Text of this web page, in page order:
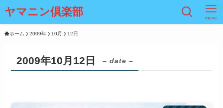
ヤマニン倶楽部 menu
ホーム 2009年 10月 12日
2009年10月12日 – date –